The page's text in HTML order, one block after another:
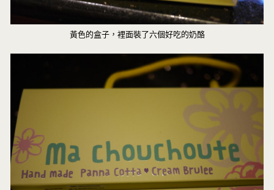
黃色的盒子，裡面裝了六個好吃的奶酪